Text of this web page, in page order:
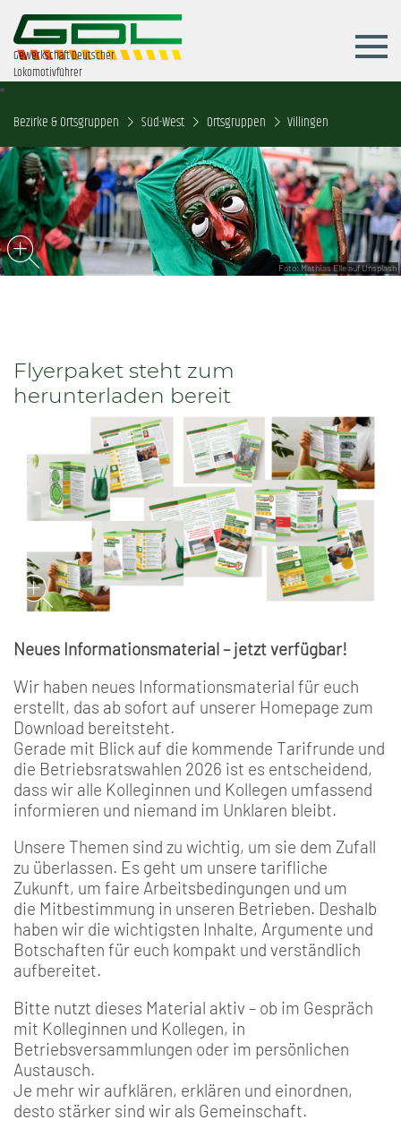
Gewerkschaft Deutscher
Lokomotivführer
Bezirke & Ortsgruppen Süd-West Ortsgruppen Villingen
Foto: Mathias Elle auf Unsplash
Flyerpaket steht zum
herunterladen bereit
Neues Informationsmaterial – jetzt verfügbar!
Wir haben neues Informationsmaterial für euch
erstellt, das ab sofort auf unserer Homepage zum
Download bereitsteht.
Gerade mit Blick auf die kommende Tarifrunde und
die Betriebsratswahlen 2026 ist es entscheidend,
dass wir alle Kolleginnen und Kollegen umfassend
informieren und niemand im Unklaren bleibt.
Unsere Themen sind zu wichtig, um sie dem Zufall
zu überlassen. Es geht um unsere tarifliche
Zukunft, um faire Arbeitsbedingungen und um
die Mitbestimmung in unseren Betrieben. Deshalb
haben wir die wichtigsten Inhalte, Argumente und
Botschaften für euch kompakt und verständlich
aufbereitet.
Bitte nutzt dieses Material aktiv – ob im Gespräch
mit Kolleginnen und Kollegen, in
Betriebsversammlungen oder im persönlichen
Austausch.
Je mehr wir aufklären, erklären und einordnen,
desto stärker sind wir als Gemeinschaft.